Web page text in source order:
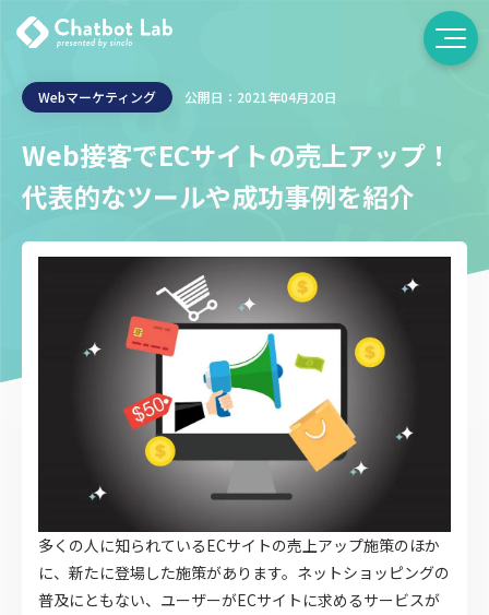
Webマーケティング 公開日：2021年04月20日
Web接客でECサイトの売上アップ！
代表的なツールや成功事例を紹介
多くの人に知られているECサイトの売上アップ施策のほか
に、新たに登場した施策があります。ネットショッピングの
普及にともない、ユーザーがECサイトに求めるサービスが